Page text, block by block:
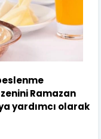
Ramazan
yardımcı olarak